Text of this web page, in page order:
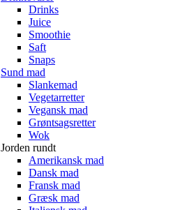
Drinks
Juice
Smoothie
Saft
Snaps
Sund mad
Slankemad
Vegetarretter
Vegansk mad
Grøntsagsretter
Wok
Jorden rundt
Amerikansk mad
Dansk mad
Fransk mad
Græsk mad